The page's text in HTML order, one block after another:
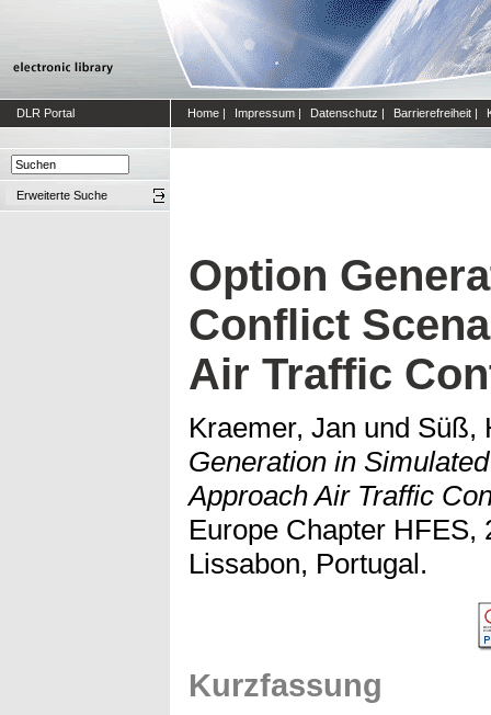
DLR Portal Home | Impressum | Datenschutz | Barrierefreiheit |
Erweiterte Suche
Option
Conflict
Air Traffic
Kraemer, Jan und Süß,
Generation in
Approach Air Traffic
Europe Chapter HFES,
Lissabon, Portugal.
Kurzfassung